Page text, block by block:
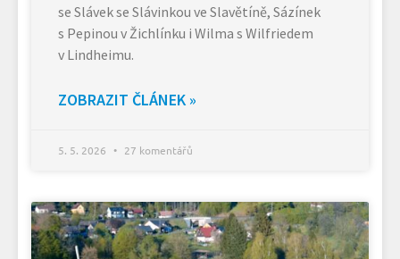
se Slávek se Slávinkou ve Slavětíně, Sázínek
s Pepinou v Žichlínku i Wilma s Wilfriedem
v Lindheimu.
ZOBRAZIT ČLÁNEK »
5. 5. 2026 27 komentářů